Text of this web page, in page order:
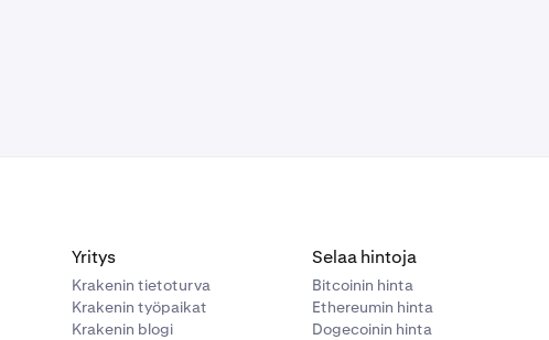
Yritys
Krakenin tietoturva
Krakenin työpaikat
Krakenin blogi
Selaa hintoja
Bitcoinin hinta
Ethereumin hinta
Dogecoinin hinta